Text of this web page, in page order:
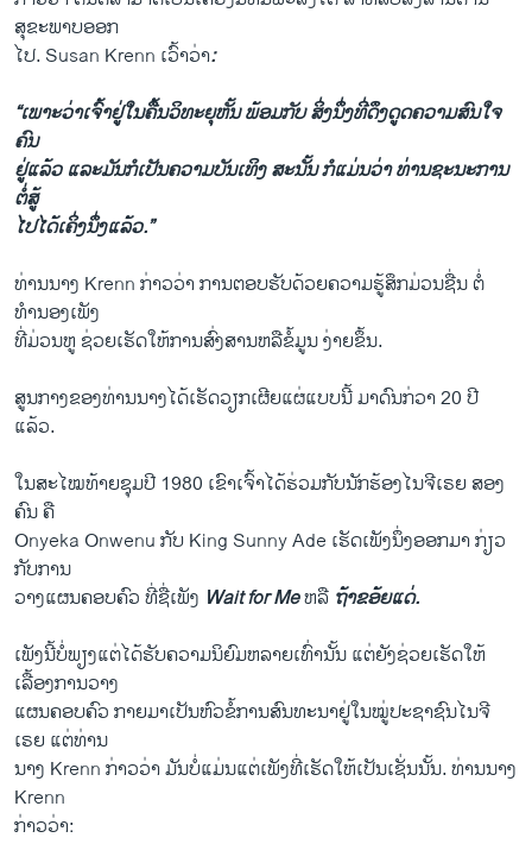
ສຸຂະພາບ​ອອກ
​ໄປ. Susan Krenn ​ເວົ້າ​ວ່າ:
“​ເພາະວ່າເຈົ້າ​ຢູ່ໃນ​ຄື້ນວິທະຍຸ​ຫັ້ນ​ ພ້ອມ​ກັບ ສິ່ງ​ນຶ່ງ​ທີ່​ດຶງ​ດູດ​ຄວາມ​ສົນ​ໃຈ​
ຄົນ​
ຢູ່​ແລ້ວ ​ແລະ​ມັນ​ກໍ​ເປັນຄວາມ​ບັນ​ເທິງ ສະ​ນັ້ນ ກໍ​ແມ່ນ​ວ່າ ທ່ານ​ຊະນະ​ການ​
ຕໍ່ສູ້​
ໄປ​ໄດ້​ເຄິ່ງນຶ່ງ​ແລ້ວ.”
ທ່ານ​ນາງ Krenn ກ່າວ​ວ່າ ການຕອບ​ຮັບດ້ວຍຄວາມ​ຮູ້ສຶກມ່ວນ​ຊື່ນ ​ຕໍ່​
ທຳນອງ​ເພັງ
​ທີ່ມ່ວນ​ຫູ ຊ່ວຍ​ເຮັດ​ໃຫ້ການ​ສົ່ງ​ສານ​ຫລື​ຂໍ້​ມູນ ງ່າຍ​ຂຶ້ນ.
ສູນ​ກາງຂອງ​ທ່ານ​ນາງ​ໄດ້​ເຮັດ​ວຽກ​ເຜີຍ​ແຜ່​ແບບ​ນີ້ ມາ​ດົນ​ກ່ວາ 20 ປີ​
ແລ້ວ.
​ໃນ​ສ​ະ​ໄໝທ້າຍຊຸມ​ປີ 1980 ​ເຂົາ​ເຈົ້າ​ໄດ້​ຮ່ວມ​ກັບ​ນັກ​ຮ້ອງ​ໄນ​ຈີ​ເຣຍ ສອງ​
ຄົນ ຄື
Onyeka Onwenu ກັບ King Sunny Ade ​ເຮັ​ດ​ເພັງ​ນຶ່ງ​ອອກ​ມາ ກ່ຽວ​
ກັບ​ການ
ວາງແຜນ​ຄອບຄົວ ທີ່​ຊື່​ເພັງ Wait for Meຫລື ຖ້າ​ຂອ້ຍ​ແດ່.
​ເພັງ​ນີ້​ບໍ່​ພຽງ​ແຕ່ໄດ້​ຮັບ​ຄວາມ​ນິຍົມ​ຫລາຍ​ເທົ່າ​ນັ້ນ ​ແຕ່ຍັງ​ຊ່ວຍ​ເຮັດ​ໃຫ້​
ເລື້ອງ​ການວາງ
​ແຜນ​ຄອບຄົວ ກາຍ​ມາ​ເປັນ​ຫົວ​ຂໍ້​ການ​ສົນທະນາ​ຢູ່​ໃນ​ໝູ່​ປະຊາຊົນ​ໄນ​ຈີ​
ເຣຍ ​ແຕ່​ທ່ານ​
ນາງ Krenn ກ່າວ​ວ່າ ມັນ​ບໍ່​ແມ່ນ​ແຕ່​ເພັງ​ທີ່​ເຮັດ​ໃຫ້​ເປັນ​ເຊັ່ນ​ນັ້ນ. ທ່ານ​ນາງ
Krenn
ກ່າວ​ວ່າ: